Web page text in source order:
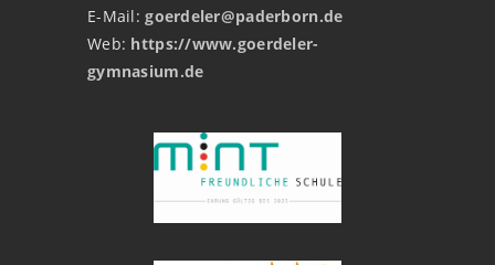
E-Mail:goerdeler@paderborn.de
Web: https://www.goerdeler-
gymnasium.de